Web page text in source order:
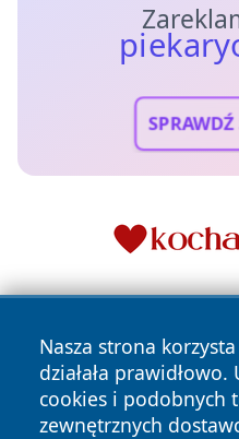
Nasza strona
działała
cookies i podobnych
zewnętrznych
Copyright © 2026